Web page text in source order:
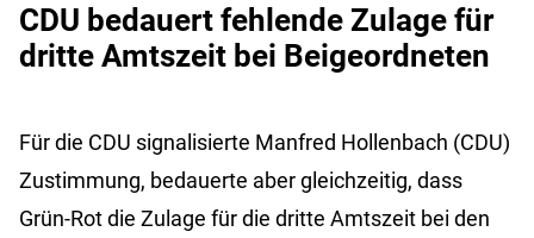
CDU bedauert fehlende Zulage für
dritte Amtszeit bei Beigeordneten
Für die CDU signalisierte Manfred Hollenbach (CDU)
Zustimmung, bedauerte aber gleichzeitig, dass
Grün-Rot die Zulage für die dritte Amtszeit bei den